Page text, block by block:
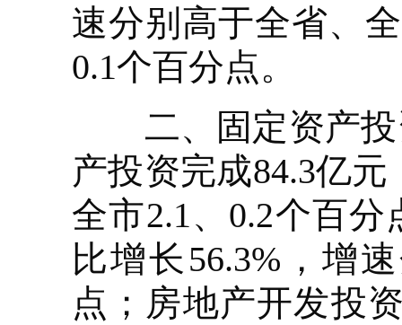
速分别高于全省、
0.1个百分点。
二、固定资产投
产投资完成84.3亿
全市2.1、0.2个百
比增长56.3%，增
点；房地产开发投